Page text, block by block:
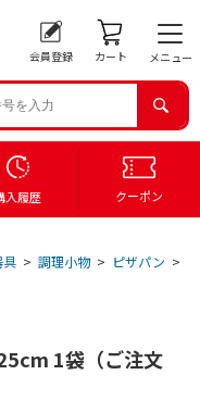
会員登録 カート メニュー
入履歴 クーポン
具 > 調理小物 > ピザパン >
1袋（ご注文